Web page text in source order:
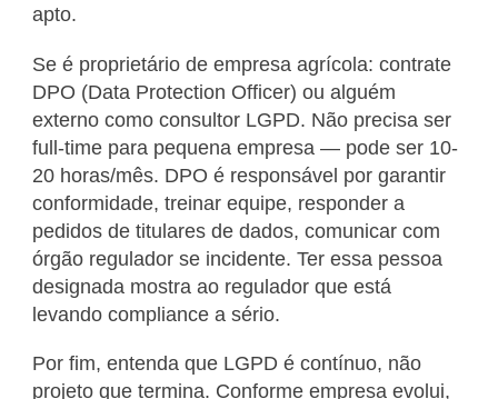
apto.
Se é proprietário de empresa agrícola: contrate
DPO (Data Protection Officer) ou alguém
externo como consultor LGPD. Não precisa ser
full-time para pequena empresa — pode ser 10-
20 horas/mês. DPO é responsável por garantir
conformidade, treinar equipe, responder a
pedidos de titulares de dados, comunicar com
órgão regulador se incidente. Ter essa pessoa
designada mostra ao regulador que está
levando compliance a sério.
Por fim, entenda que LGPD é contínuo, não
projeto que termina. Conforme empresa evolui,